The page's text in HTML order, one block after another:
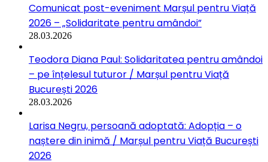
Comunicat post-eveniment Marșul pentru Viață
2026 – „Solidaritate pentru amândoi”
28.03.2026
Teodora Diana Paul: Solidaritatea pentru amândoi
– pe înțelesul tuturor / Marșul pentru Viață
București 2026
28.03.2026
Larisa Negru, persoană adoptată: Adopția – o
naștere din inimă / Marșul pentru Viață București
2026